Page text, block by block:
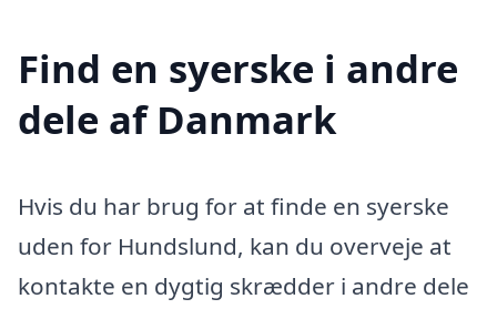
Find en syerske i andre
dele af Danmark
Hvis du har brug for at finde en syerske
uden for Hundslund, kan du overveje at
kontakte en dygtig skrædder i andre dele